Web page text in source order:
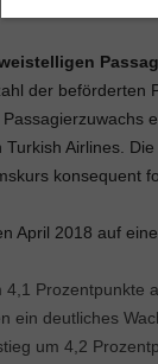
der beförderten
Airlines.
konsequent
April 2018 auf
Prozentpunkte
ein deutliches
um 4,2